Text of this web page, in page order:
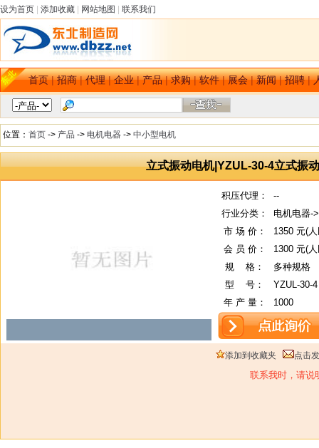
设为首页 添加收藏 网站地图 联系我们
首页|招商|代理|企业|产品|求购|软件|展会|新闻|招聘|
位置： 首页 -> 产品 -> 电机电器 -> 中小型电机
立式振动电机|YZUL-30-4立式振
积压代理：
--
行业分类：
电机电器-
市 场 价：
1350 元(
会 员 价：
1300 元(
规
格：
多种规格
型
号：
YZUL-30-4
年 产 量：
1000
添加到收藏夹 点击
联系我时，请说